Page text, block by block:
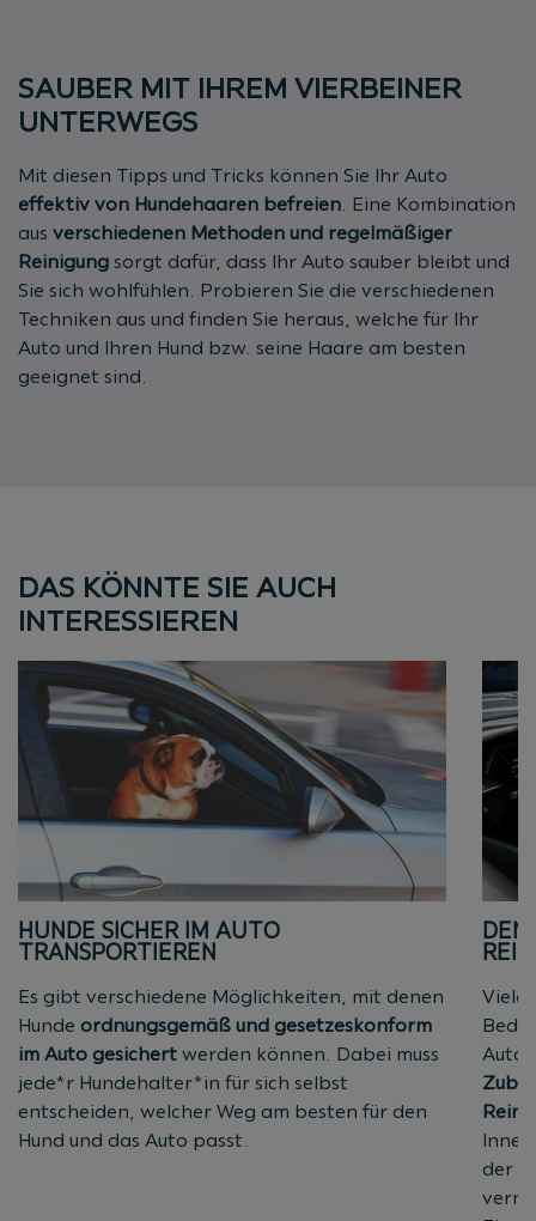
SAUBER MIT IHREM VIERBEINER
UNTERWEGS
Mit diesen Tipps und Tricks können Sie Ihr Auto
effektiv von Hundehaaren befreien. Eine Kombination
aus verschiedenen Methoden und regelmäßiger
Reinigung sorgt dafür, dass Ihr Auto sauber bleibt und
Sie sich wohlfühlen. Probieren Sie die verschiedenen
Techniken aus und finden Sie heraus, welche für Ihr
Auto und Ihren Hund bzw. seine Haare am besten
geeignet sind.
DAS KÖNNTE SIE AUCH
INTERESSIEREN
HUNDE SICHER IM AUTO
TRANSPORTIEREN
Es gibt verschiedene Möglichkeiten, mit denen
Hunde ordnungsgemäß und gesetzeskonform
im Auto gesichert werden können. Dabei muss
jede*r Hundehalter*in für sich selbst
entscheiden, welcher Weg am besten für den
Hund und das Auto passt.
Viele
der